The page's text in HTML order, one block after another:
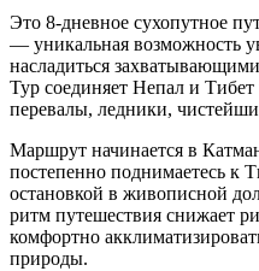
Это 8-дневное сухопутное
— уникальная возможность
насладиться
Тур соединяет Непал и
перевалы, ледники,
Маршрут начинается в
постепенно поднимаетесь к
остановкой в живописной
ритм путешествия снижает
комфортно
природы.